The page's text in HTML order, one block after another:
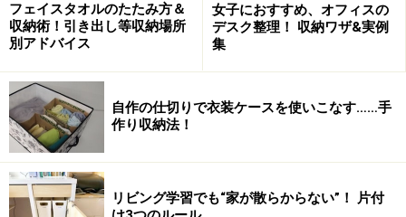
フェイスタオルのたたみ方＆
収納術！引き出し等収納場所
別アドバイス
女子におすすめ、オフィスの
デスク整理！ 収納ワザ&実例
集
自作の仕切りで衣装ケースを使いこなす……手
作り収納法！
リビング学習でも“家が散らからない”！ 片付